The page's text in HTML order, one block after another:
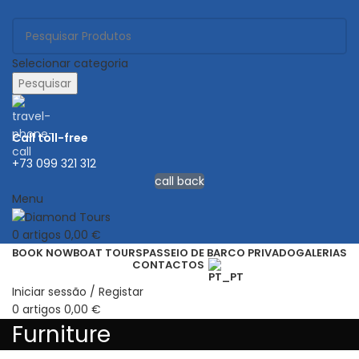
Selecionar categoria
Pesquisar
Call toll-free
+73 099 321 312
call back
Menu
0 artigos 0,00 €
BOOK NOWBOAT TOURSPASSEIO DE BARCO PRIVADOGALERIAS
CONTACTOS
Iniciar sessão / Registar
0 artigos 0,00 €
Furniture